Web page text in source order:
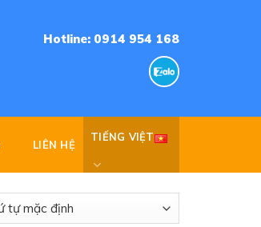
Hotline: 0914 954 168
LIÊN HỆ
TIẾNG VIỆT